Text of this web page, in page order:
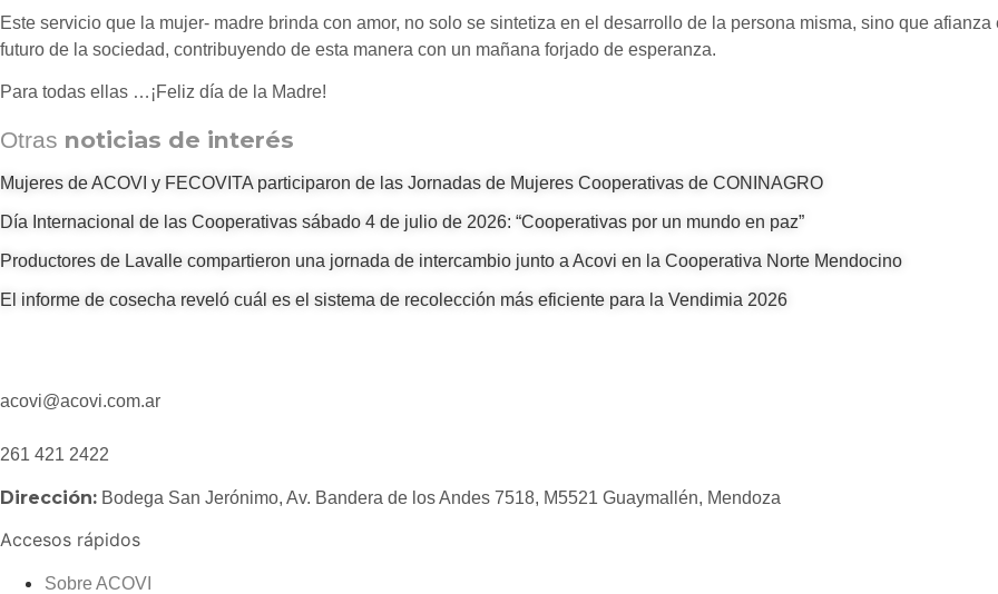
Este servicio que la mujer- madre brinda con amor, no solo se sintetiza en el desarrollo de la persona misma, sino que afianza
futuro de la sociedad, contribuyendo de esta manera con un mañana forjado de esperanza.
Para todas ellas …¡Feliz día de la Madre!
Otras noticias de interés
Mujeres de ACOVI y FECOVITA participaron de las Jornadas de Mujeres Cooperativas de CONINAGRO
Día Internacional de las Cooperativas sábado 4 de julio de 2026: “Cooperativas por un mundo en paz”
Productores de Lavalle compartieron una jornada de intercambio junto a Acovi en la Cooperativa Norte Mendocino
El informe de cosecha reveló cuál es el sistema de recolección más eficiente para la Vendimia 2026
acovi@acovi.com.ar
261 421 2422
Dirección: Bodega San Jerónimo, Av. Bandera de los Andes 7518, M5521 Guaymallén, Mendoza
Accesos rápidos
Sobre ACOVI